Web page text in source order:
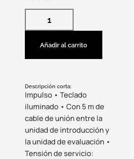
Añadir al carrito
Descripción corta:
Impulso • Teclado
iluminado • Con 5 m de
cable de unión entre la
unidad de introducción y
la unidad de evaluación •
Tensión de servicio: